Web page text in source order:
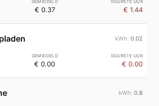
€ 0.37 € 1.44
0.02
€ 0.00 € 0.00
0.8